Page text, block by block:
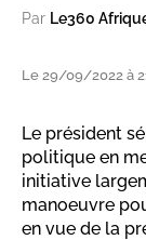
Par Le360
Le 29/09/2022 à
Le président
politique en
initiative
manoeuvre
en vue de la